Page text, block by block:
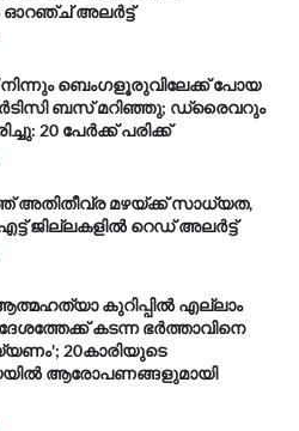
ഓറഞ്ച് അലർട്ട്
നിന്നും ബെംഗളൂരുവിലേക്ക് പോയ
ബസ് മറിഞ്ഞു; ഡ്രൈവറും
20 പേര്‍ക്ക് പരിക്ക്
അ​തി​തീ​വ്ര മ​ഴ​യ്ക്ക് സാ​ധ്യ​ത,
ജി​ല്ല​ക​ളി​ൽ റെ​ഡ് അ​ലർ​ട്ട്
കുറിപ്പിൽ എല്ലാം
കടന്ന ഭർത്താവിനെ
20കാരിയുടെ
ആരോപണങ്ങളുമായി